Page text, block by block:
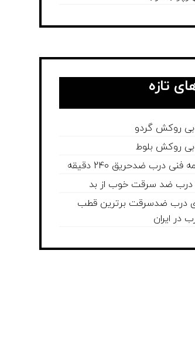
تازه
روکش گردو
روکش بلوط
فنی درب ضدحریق 240 دقیقه
ضد سرقت خوب از بد
درب ضدسرقت برترین قطب
در ایران